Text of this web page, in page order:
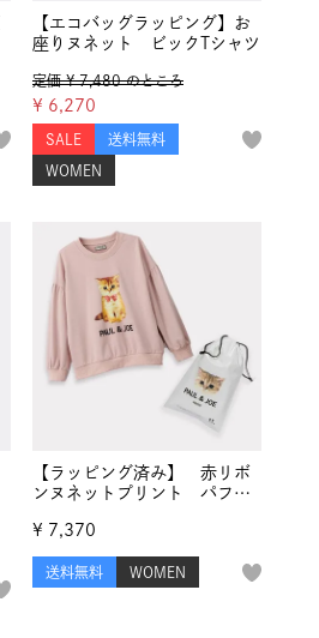
【エコバッグラッピング】お
座りヌネット ビックTシャツ
定価 ¥ 7,480 のところ
¥ 6,270
SALE 送料無料
WOMEN
【ラッピング済み】 赤リボ
ンヌネットプリント パフス
¥ 7,370
送料無料 WOMEN